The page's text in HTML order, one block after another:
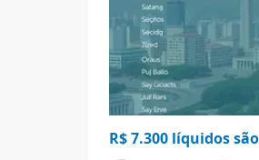
R$ 7.300 líquidos